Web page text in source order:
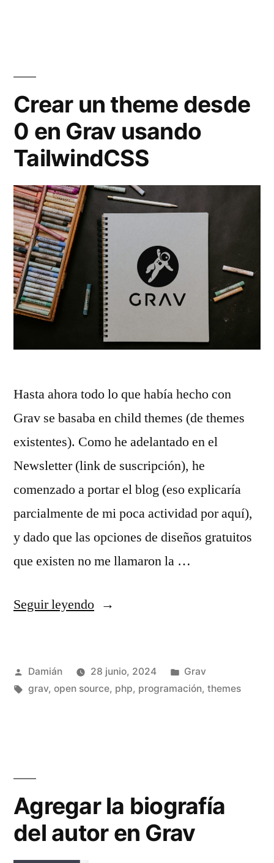
Crear un theme desde
0 en Grav usando
TailwindCSS
Hasta ahora todo lo que había hecho con
Grav se basaba en child themes (de themes
existentes). Como he adelantado en el
Newsletter (link de suscripción), he
comenzado a portar el blog (eso explicaría
parcialmente de mi poca actividad por aquí),
y dado que las opciones de diseños gratuitos
que existen no me llamaron la …
Seguir leyendo«Crear
desde
TailwindCSS»
Publicado
por
Damián 28 junio, 2024
Publicado
en
Grav
Etiquetas:
grav, open source, php, programación, themes
Agregar la biografía
del autor en Grav